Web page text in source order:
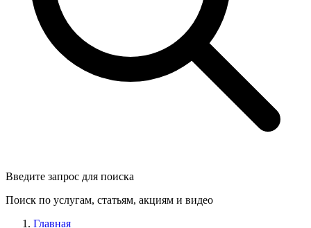
Введите запрос для поиска
Поиск по услугам, статьям, акциям и видео
Главная